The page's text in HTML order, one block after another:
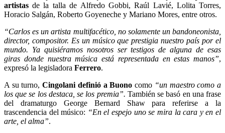
artistas de la talla de Alfredo Gobbi, Raúl Lavié, Lolita Torres,
Horacio Salgán, Roberto Goyeneche y Mariano Mores, entre otros.
“Carlos es un artista multifacético, no solamente un bandoneonista,
director, compositor. Es un músico que prestigia nuestro país por el
mundo. Ya quisiéramos nosotros ser testigos de alguna de esas
giras donde nuestra música está representada en estas manos”,
expresó la legisladora Ferrero.
A su turno,Cingolani definió a Buono como “un maestro como a
los que se los destaca, se los premia”. También se basó en una frase
del dramaturgo George Bernard Shaw para referirse a la
trascendencia del músico: “En el espejo uno se mira la cara y en el
arte, el alma”.